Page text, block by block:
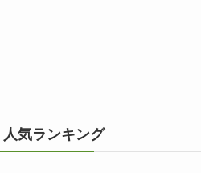
人気ランキング